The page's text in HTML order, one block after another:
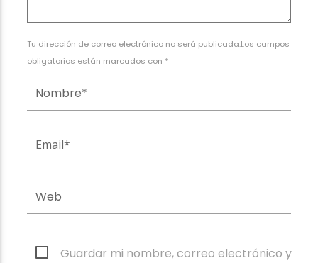
Tu dirección de correo electrónico no será publicada.Los campos
obligatorios están marcados con *
Guardar mi nombre, correo electrónico y